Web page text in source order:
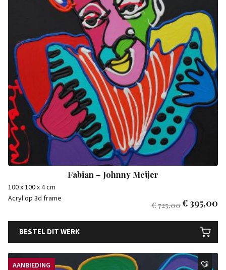
Fabian – Johnny Meijer
100 x 100 x 4 cm
Acryl op 3d frame
€725,00€ 395,00
BESTEL DIT WERK
AANBIEDING